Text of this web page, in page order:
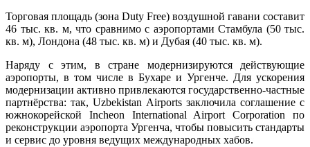
Торговая площадь (зона Duty Free) воздушной гавани составит
46 тыс. кв. м, что сравнимо с аэропортами Стамбула (50 тыс.
кв. м), Лондона (48 тыс. кв. м) и Дубая (40 тыс. кв. м).
Наряду с этим, в стране модернизируются действующие
аэропорты, в том числе в Бухаре и Ургенче. Для ускорения
модернизации активно привлекаются государственно-частные
партнёрства: так, Uzbekistan Airports заключила соглашение с
южнокорейской Incheon International Airport Corporation по
реконструкции аэропорта Ургенча, чтобы повысить стандарты
и сервис до уровня ведущих международных хабов.